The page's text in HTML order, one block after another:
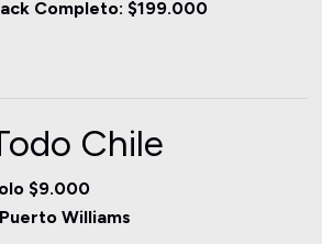
Completo: $199.000
Chile
$9.000
Williams